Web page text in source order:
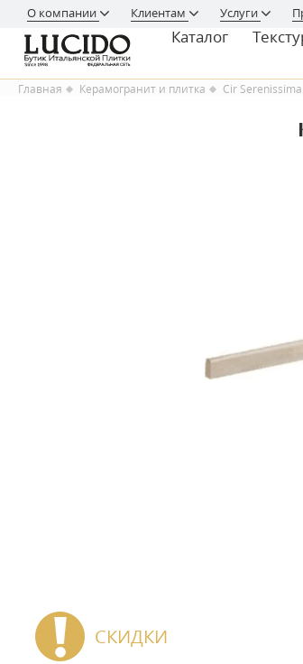
О компании Клиентам Услуги
Каталог
Главная Керамогранит и плитка Cir Serenissima
СКИДКИ